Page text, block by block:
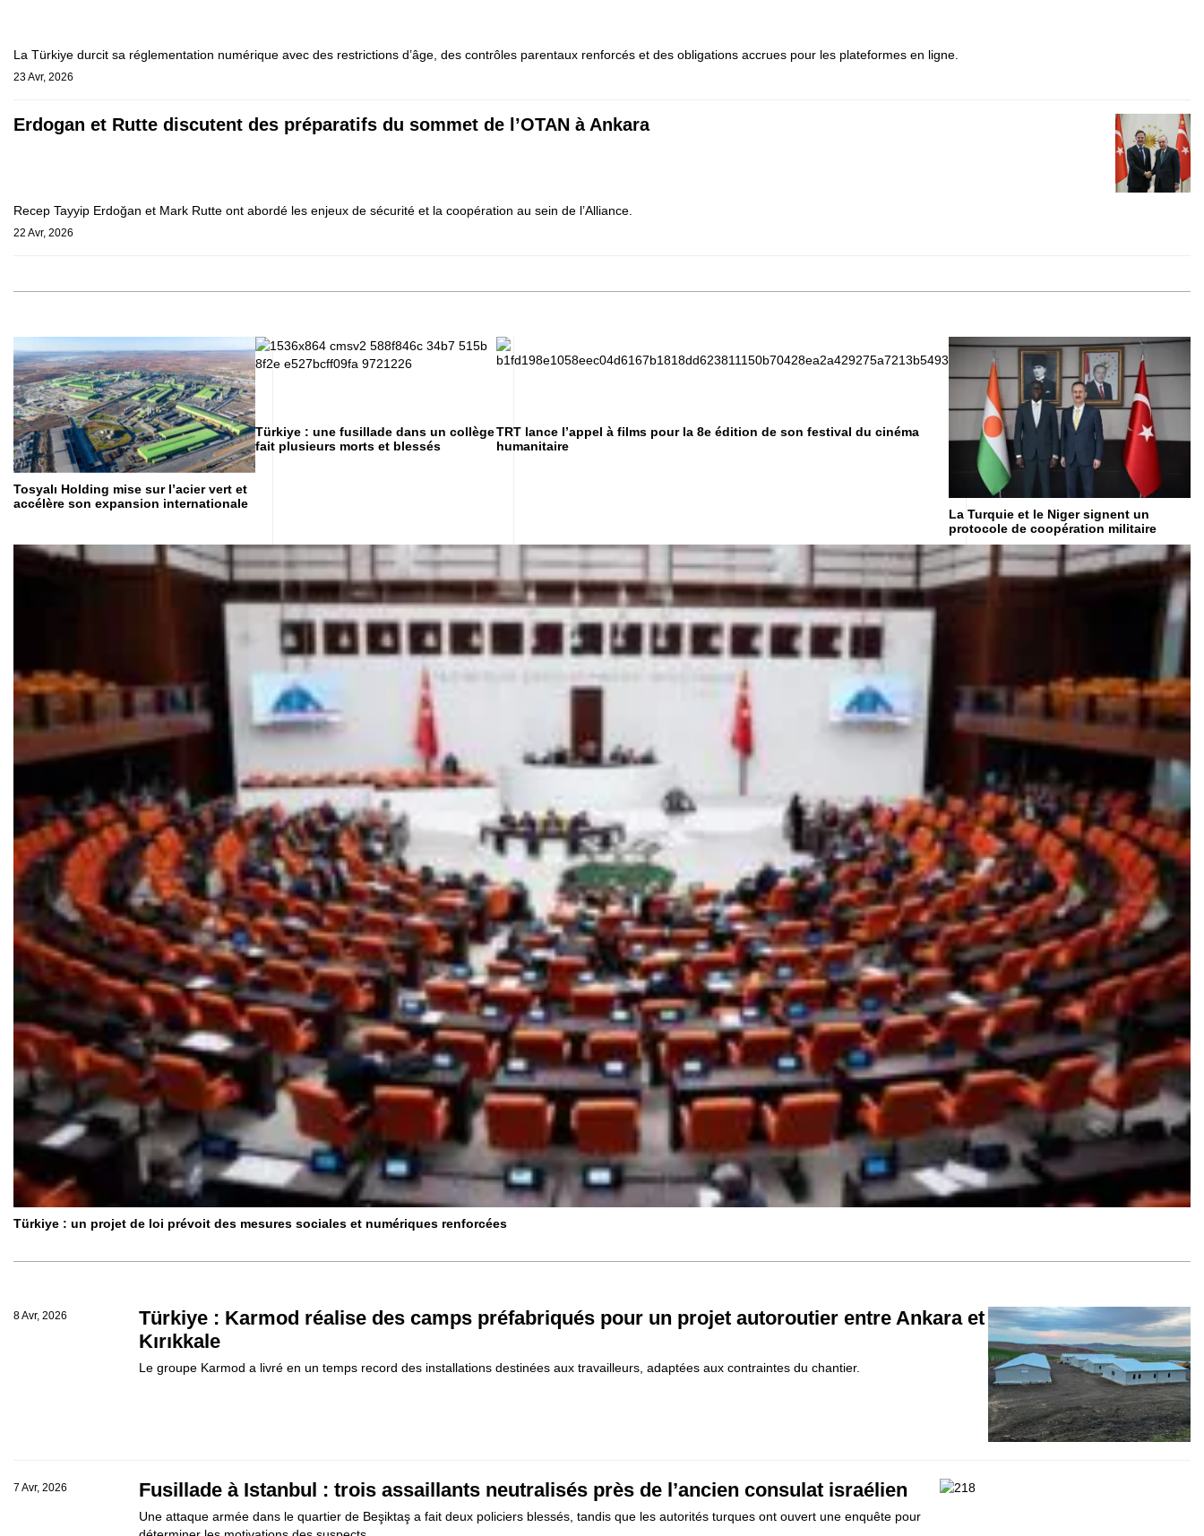
La Türkiye durcit sa réglementation numérique avec des restrictions d’âge, des contrôles parentaux renforcés et des obligations accrues pour les plateformes en ligne.
23 Avr, 2026
Erdogan et Rutte discutent des préparatifs du sommet de l’OTAN à Ankara
Recep Tayyip Erdoğan et Mark Rutte ont abordé les enjeux de sécurité et la coopération au sein de l’Alliance.
22 Avr, 2026
Tosyalı Holding mise sur l’acier vert et
accélère son expansion internationale
Türkiye : une fusillade dans un collège
fait plusieurs morts et blessés
TRT lance l’appel à films pour la 8e édition de son festival du cinéma
humanitaire
La Turquie et le Niger signent un
protocole de coopération militaire
Türkiye : un projet de loi prévoit des mesures sociales et numériques renforcées
8 Avr, 2026
Türkiye : Karmod réalise des camps préfabriqués pour un projet autoroutier entre Ankara et
Kırıkkale
Le groupe Karmod a livré en un temps record des installations destinées aux travailleurs, adaptées aux contraintes du chantier.
7 Avr, 2026 Fusillade à Istanbul : trois assaillants neutralisés près de l’ancien consulat israélien
Une attaque armée dans le quartier de Beşiktaş a fait deux policiers blessés, tandis que les autorités turques ont ouvert une enquête pour